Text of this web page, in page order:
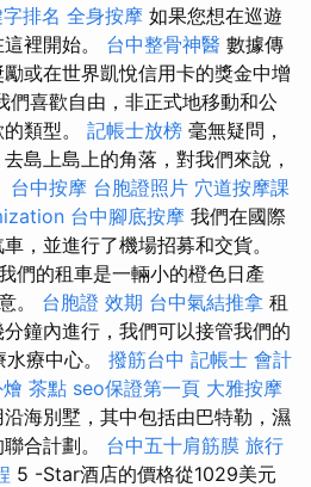
排名 全身按摩 如果您想在巡遊
裡開始。 台中整骨神醫 數據傳
或在世界凱悅信用卡的獎金中增
們喜歡自由，非正式地移動和公
類型。 記帳士放榜 毫無疑問，
島上島上的角落，對我們來說，
台中按摩 台胞證照片 穴道按摩課
台中腳底按摩 我們在國際
，並進行了機場招募和交貨。
們的租車是一輛小的橙色日產
。 台胞證 效期 台中氣結推拿 租
鐘內進行，我們可以接管我們的
療中心。 撥筋台中 記帳士 會計
茶點 seo保證第一頁 大雅按摩
海別墅，其中包括由巴特勒，濕
合計劃。 台中五十肩筋膜 旅行
5 -Star酒店的價格從1029美元